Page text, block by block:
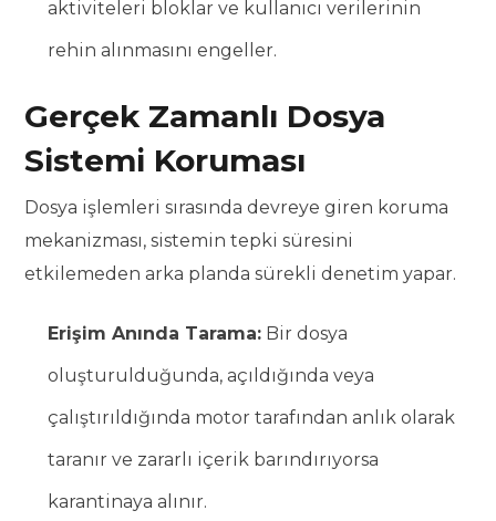
aktiviteleri bloklar ve kullanıcı verilerinin
rehin alınmasını engeller.
Gerçek Zamanlı Dosya
Sistemi Koruması
Dosya işlemleri sırasında devreye giren koruma
mekanizması, sistemin tepki süresini
etkilemeden arka planda sürekli denetim yapar.
Erişim Anında Tarama: Bir dosya
oluşturulduğunda, açıldığında veya
çalıştırıldığında motor tarafından anlık olarak
taranır ve zararlı içerik barındırıyorsa
karantinaya alınır.